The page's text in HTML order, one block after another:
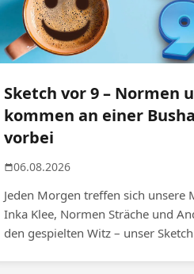
Sketch vor 9 – Normen
kommen an einer
vorbei
06.08.2026
Jeden Morgen treffen sich unsere
Inka Klee, Normen Sträche und
den gespielten Witz – unser